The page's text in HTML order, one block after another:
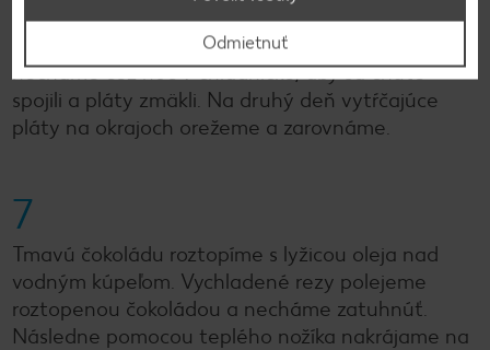
Po hodine, keď krém zatuhne, pláty zaťažíme a
necháme cez noc v chladničke, aby sa chute
spojili a pláty zmäkli. Na druhý deň vytŕčajúce
pláty na okrajoch orežeme a zarovnáme.
7
Tmavú čokoládu roztopíme s lyžicou oleja nad
vodným kúpeľom. Vychladené rezy polejeme
roztopenou čokoládou a necháme zatuhnúť.
Následne pomocou teplého nožíka nakrájame na
Odmietnuť